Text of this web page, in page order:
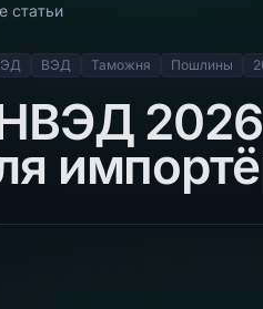
статьи
ВЭД Таможня Пошлины
2026